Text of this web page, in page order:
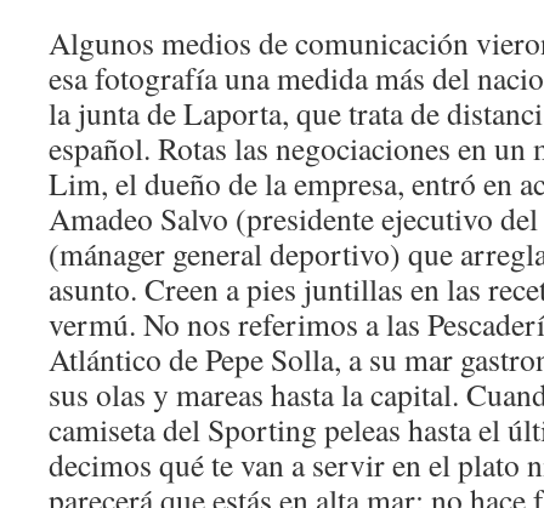
Algunos medios de comunicación
esa fotografía una medida más del
la junta de Laporta, que trata de
español. Rotas las negociaciones en un
Lim, el dueño de la empresa, entró en
Amadeo Salvo (presidente ejecutivo
(mánager general deportivo) que
asunto. Creen a pies juntillas en las
vermú. No nos referimos a las
Atlántico de Pepe Solla, a su mar
sus olas y mareas hasta la capital.
camiseta del Sporting peleas hasta el
decimos qué te van a servir en el plato
parecerá que estás en alta mar; no